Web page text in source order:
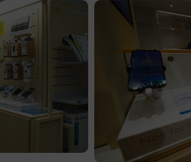
En savoir plus